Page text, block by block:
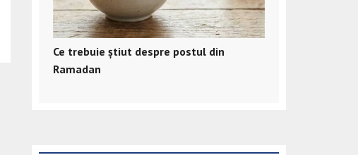
Ce trebuie știut despre postul din
Ramadan